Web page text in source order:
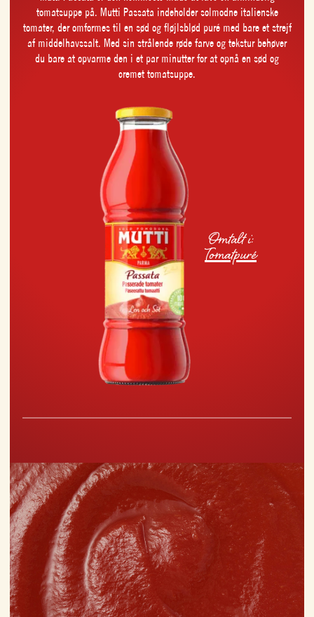
tomatsuppe på. Mutti Passata indeholder solmodne italienske
tomater, der omformes til en sød og fløjlsblød puré med bare et strejf
af middelhavssalt. Med sin strålende røde farve og tekstur behøver
du bare at opvarme den i et par minutter for at opnå en sød og
cremet tomatsuppe.
Omtalt i:
Tomatpuré